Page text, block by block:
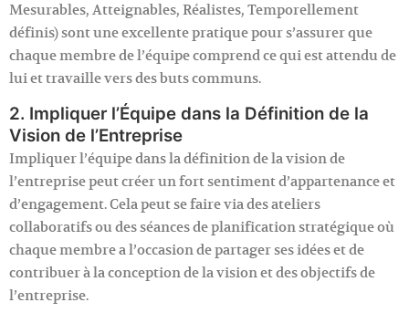
Mesurables, Atteignables, Réalistes, Temporellement
définis) sont une excellente pratique pour s’assurer que
chaque membre de l’équipe comprend ce qui est attendu de
lui et travaille vers des buts communs.
2. Impliquer l’Équipe dans la Définition de la
Vision de l’Entreprise
Impliquer l’équipe dans la définition de la vision de
l’entreprise peut créer un fort sentiment d’appartenance et
d’engagement. Cela peut se faire via des ateliers
collaboratifs ou des séances de planification stratégique où
chaque membre a l’occasion de partager ses idées et de
contribuer à la conception de la vision et des objectifs de
l’entreprise.